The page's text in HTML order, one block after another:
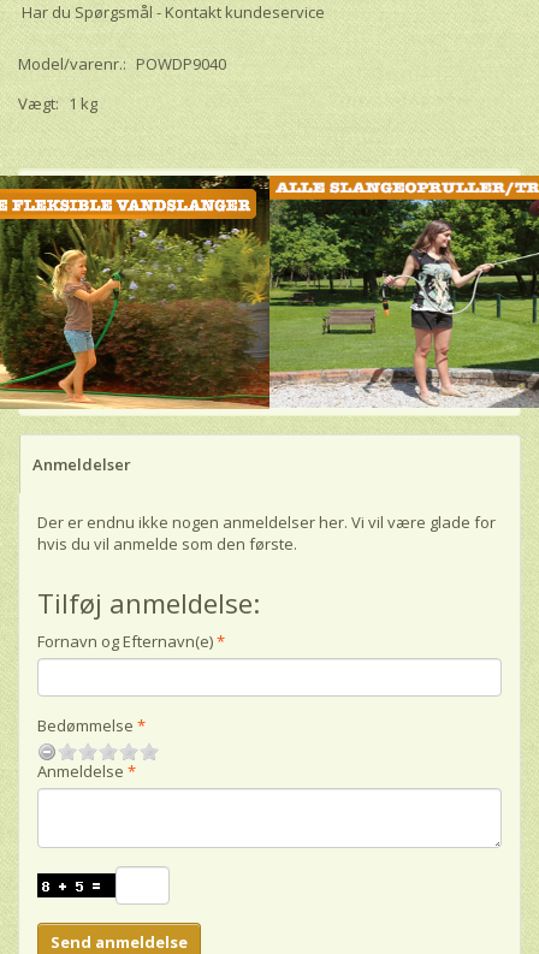
Har du Spørgsmål - Kontakt kundeservice
Model/varenr.: POWDP9040
Vægt: 1 kg
Anmeldelser
Der er endnu ikke nogen anmeldelser her. Vi vil være glade for
hvis du vil anmelde som den første.
Tilføj anmeldelse:
Fornavn og Efternavn(e)
Bedømmelse
Anmeldelse
Send anmeldelse